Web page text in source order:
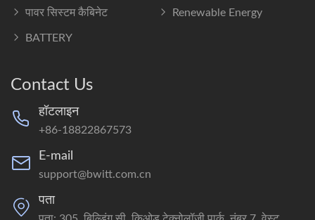
पावर सिस्टम कैबिनेट Renewable Energy
BATTERY
Contact Us
हॉटलाइन
+86-18822867573
E-mail
support@bwitt.com.cn
पता